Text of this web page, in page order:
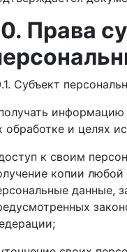
Права
Субъект
информацию
обработке и целях
к своим
копии
данные,